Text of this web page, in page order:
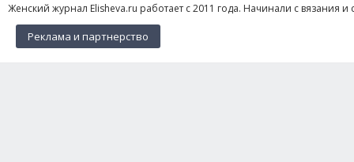
Женский журнал Elisheva.ru работает с 2011 года. Начинали с вязания
Реклама и партнерство